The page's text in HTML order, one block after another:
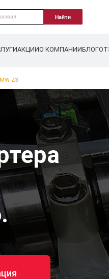
Найти
АКЦИИО КОМПАНИИБЛОГ
Z3